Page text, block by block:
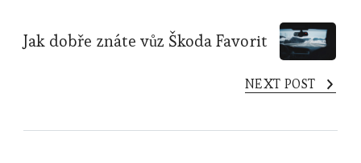
Jak dobře znáte vůz Škoda Favorit
NEXT POST